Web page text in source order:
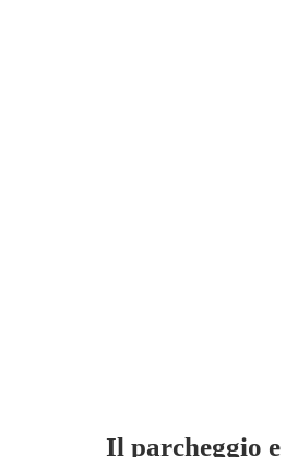
Il parcheggio